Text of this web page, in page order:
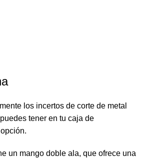
los incertos de corte de metal
tener en tu caja de
un mango doble ala, que ofrece una